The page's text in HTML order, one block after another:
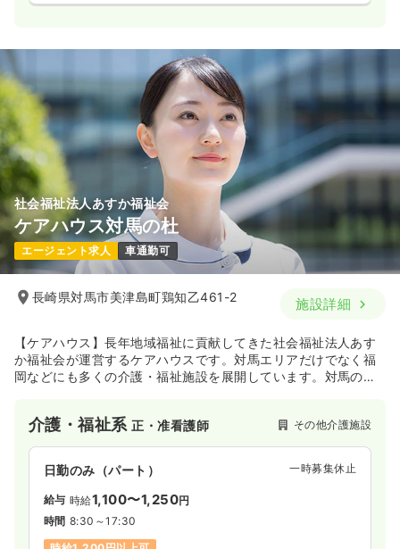
社会福祉法人あすか福祉会
ケアハウス対馬の杜
エージェント求人 車通勤可
長崎県対馬市美津島町鶏知乙461-2 施設詳細
【ケアハウス】長年地域福祉に貢献してきた社会福祉法人あす
か福祉会が運営するケアハウスです。対馬エリアだけでなく福
岡などにも多くの介護・福祉施設を展開しています。対馬の豊
います。
介護・福祉系正・准看護師 その他介護施設
日勤のみ（パート） 一時募集休止
給与 時給1,100〜1,250円
時間 8:30～17:30